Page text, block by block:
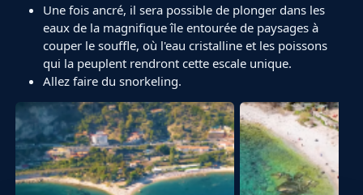
Une fois ancré, il sera possible de plonger dans les
eaux de la magnifique île entourée de paysages à
couper le souffle, où l'eau cristalline et les poissons
qui la peuplent rendront cette escale unique.
Allez faire du snorkeling.